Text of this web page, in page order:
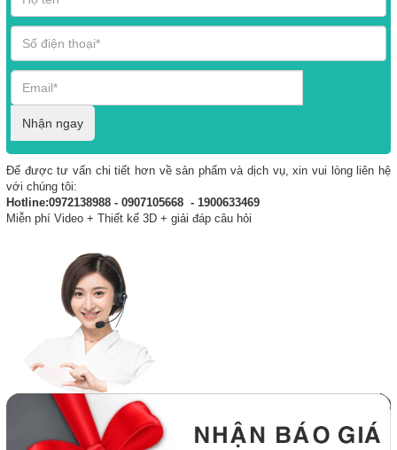
Nhận ngay
Để được tư vấn chi tiết hơn về sản phẩm và dịch vụ, xin vui lòng liên hệ
với chúng tôi:
Hotline:0972138988 - 0907105668 - 1900633469
Miễn phí Video + Thiết kế 3D + giải đáp câu hỏi